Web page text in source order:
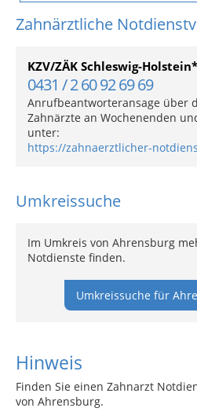
Zahnärztliche
KZV/ZÄK Schleswig-Holstein*
0431 / 2 60 92 69 69
Anrufbeantworteransage über
Zahnärzte an Wochenenden
unter:
https://zahnaerztlicher-
Umkreissuche
Im Umkreis von Ahrensburg
Notdienste finden.
Umkreissuche für
Hinweis
Finden Sie einen Zahnarzt
von Ahrensburg.